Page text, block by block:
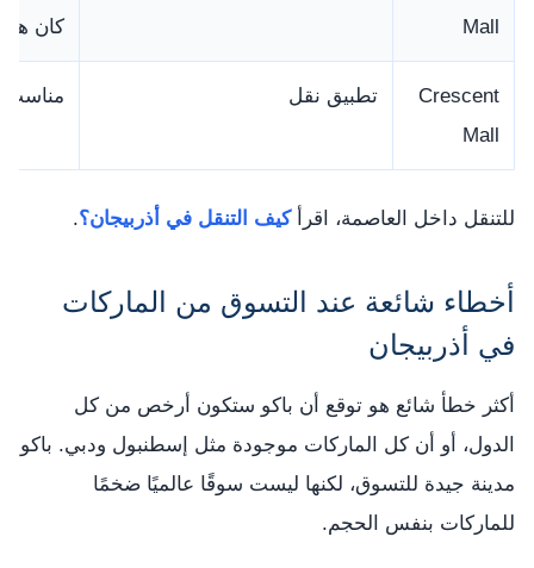
Mall
كان
Crescent
Mall
تطبيق نقل مناسب
للتنقل داخل العاصمة، اقرأكيف التنقل في أذربيجان؟.
أخطاء شائعة عند التسوق من الماركات
في أذربيجان
أكثر خطأ شائع هو توقع أن باكو ستكون أرخص من كل
الدول، أو أن كل الماركات موجودة مثل إسطنبول ودبي. باكو
مدينة جيدة للتسوق، لكنها ليست سوقًا عالميًا ضخمًا
للماركات بنفس الحجم.